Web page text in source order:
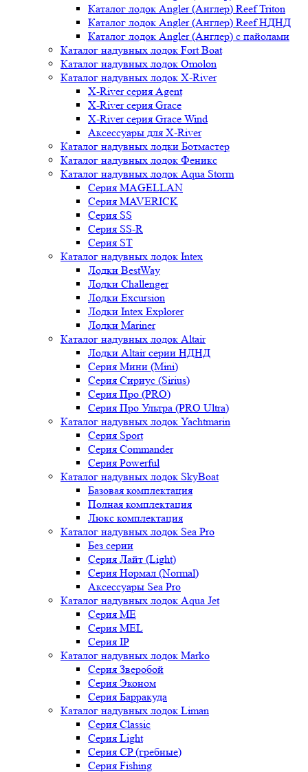
Каталог лодок Angler (Англер) Reef Triton
Каталог лодок Angler (Англер) Reef НДНД
Каталог лодок Angler (Англер) с пайолами
Каталог надувных лодок Fort Boat
Каталог надувных лодок Omolon
Каталог надувных лодок X-River
X-River серия Agent
X-River серия Grace
X-River серия Grace Wind
Аксессуары для X-River
Каталог надувных лодки Ботмастер
Каталог надувных лодок Феникc
Каталог надувных лодок Aqua Storm
Серия MAGELLAN
Серия MAVERICK
Серия SS
Серия SS-R
Серия ST
Каталог надувных лодок Intex
Лодки BestWay
Лодки Challenger
Лодки Excursion
Лодки Intex Explorer
Лодки Mariner
Каталог надувных лодок Altair
Лодки Altair серии НДНД
Серия Мини (Mini)
Серия Сириус (Sirius)
Серия Про (PRO)
Серия Про Ультра (PRO Ultra)
Каталог надувных лодок Yachtmarin
Серия Sport
Серия Commander
Серия Powerful
Каталог надувных лодок SkyBoat
Базовая комплектация
Полная комплектация
Люкс комплектация
Каталог надувных лодок Sea Pro
Без серии
Серия Лайт (Light)
Серия Нормал (Normal)
Аксессуары Sea Pro
Каталог надувных лодок Aqua Jet
Серия ME
Серия MEL
Серия IP
Каталог надувных лодок Marko
Серия Зверобой
Серия Эконом
Серия Барракуда
Каталог надувных лодок Liman
Серия Classic
Серия Light
Серия CP (гребные)
Серия Fishing